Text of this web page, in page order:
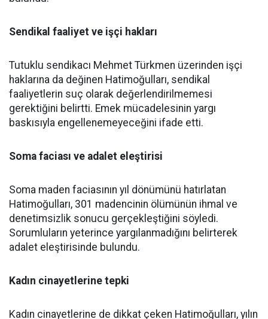
Sendikal faaliyet ve işçi hakları
Tutuklu sendikacı Mehmet Türkmen üzerinden işçi
haklarına da değinen Hatimoğulları, sendikal
faaliyetlerin suç olarak değerlendirilmemesi
gerektiğini belirtti. Emek mücadelesinin yargı
baskısıyla engellenemeyeceğini ifade etti.
Soma faciası ve adalet eleştirisi
Soma maden faciasının yıl dönümünü hatırlatan
Hatimoğulları, 301 madencinin ölümünün ihmal ve
denetimsizlik sonucu gerçekleştiğini söyledi.
Sorumluların yeterince yargılanmadığını belirterek
adalet eleştirisinde bulundu.
Kadın cinayetlerine tepki
Kadın cinayetlerine de dikkat çeken Hatimoğulları, yılın